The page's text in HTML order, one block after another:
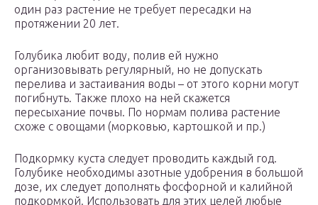
один раз растение не требует пересадки на
протяжении 20 лет.
Голубика любит воду, полив ей нужно
организовывать регулярный, но не допускать
перелива и застаивания воды – от этого корни могут
погибнуть. Также плохо на ней скажется
пересыхание почвы. По нормам полива растение
схоже с овощами (морковью, картошкой и пр.)
Подкормку куста следует проводить каждый год.
Голубике необходимы азотные удобрения в большой
дозе, их следует дополнять фосфорной и калийной
подкормкой. Использовать для этих целей любые